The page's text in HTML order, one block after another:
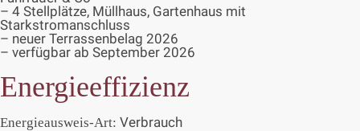
– 4 Stellplätze, Müllhaus, Gartenhaus mit
Starkstromanschluss
– neuer Terrassenbelag 2026
– verfügbar ab September 2026
Energieeffizienz
Energieausweis-Art: Verbrauch